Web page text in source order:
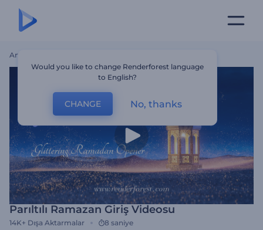
Ana Sayfa
Parıltılı Ramazan Giriş Videosu
14K+ Dışa Aktarmalar 8 saniye
Would you like to change Renderforest language
to English?
CHANGE No, thanks